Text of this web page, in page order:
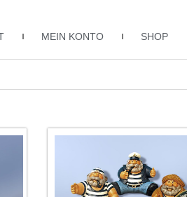
MEIN KONTO SHOP